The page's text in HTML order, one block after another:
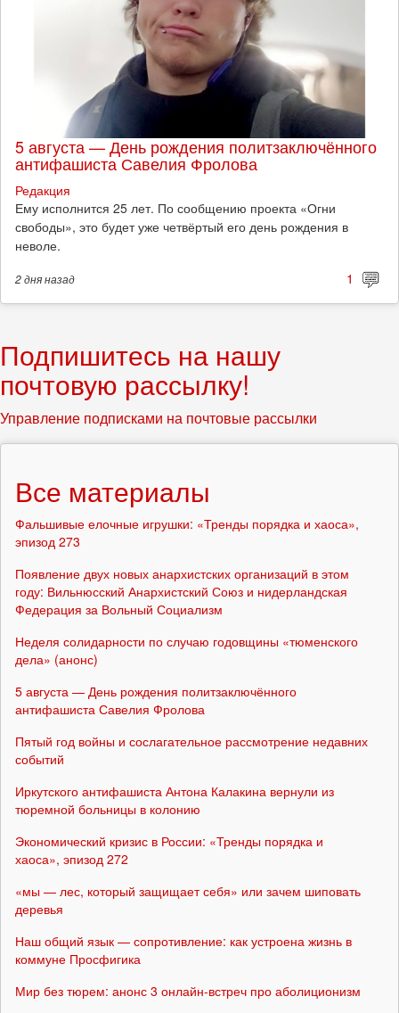
5 августа — День рождения политзаключённого
антифашиста Савелия Фролова
Редакция
Ему исполнится 25 лет. По сообщению проекта «Огни
свободы», это будет уже четвёртый его день рождения в
неволе.
2 дняназад 1
Подпишитесь на нашу
почтовую рассылку!
Управление подписками на почтовые рассылки
Все материалы
Фальшивые елочные игрушки: «Тренды порядка и хаоса»,
эпизод 273
Появление двух новых анархистских организаций в этом
году: Вильнюсский Анархистский Союз и нидерландская
Федерация за Вольный Социализм
Неделя солидарности по случаю годовщины «тюменского
дела» (анонс)
5 августа — День рождения политзаключённого
антифашиста Савелия Фролова
Пятый год войны и сослагательное рассмотрение недавних
событий
Иркутского антифашиста Антона Калакина вернули из
тюремной больницы в колонию
Экономический кризис в России: «Тренды порядка и
хаоса», эпизод 272
«мы — лес, который защищает себя» или зачем шиповать
деревья
Наш общий язык — сопротивление: как устроена жизнь в
коммуне Просфигика
Мир без тюрем: анонс 3 онлайн-встреч про аболиционизм